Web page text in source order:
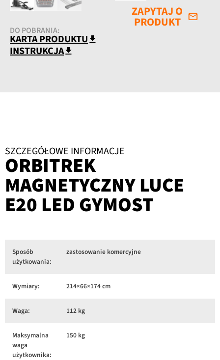
DO POBRANIA:
KARTA PRODUKTU
INSTRUKCJA
ZAPYTAJ O
PRODUKT
SZCZEGÓŁOWE INFORMACJE
ORBITREK
MAGNETYCZNY LUCE
E20 LED GYMOST
Sposób
użytkowania:
zastosowanie komercyjne
Wymiary: 214×66×174 cm
Waga: 112 kg
Maksymalna
waga
użytkownika:
150 kg